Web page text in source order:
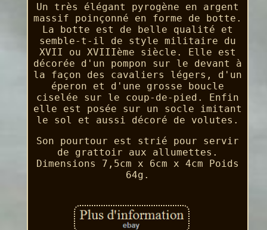
Un très élégant pyrogène en argent
massif poinçonné en forme de botte.
La botte est de belle qualité et
semble-t-il de style militaire du
XVII ou XVIIIème siècle. Elle est
décorée d'un pompon sur le devant à
la façon des cavaliers légers, d'un
éperon et d'une grosse boucle
ciselée sur le coup-de-pied. Enfin
elle est posée sur un socle imitant
le sol et aussi décoré de volutes.
Son pourtour est strié pour servir
de grattoir aux allumettes.
Dimensions 7,5cm x 6cm x 4cm Poids
64g.